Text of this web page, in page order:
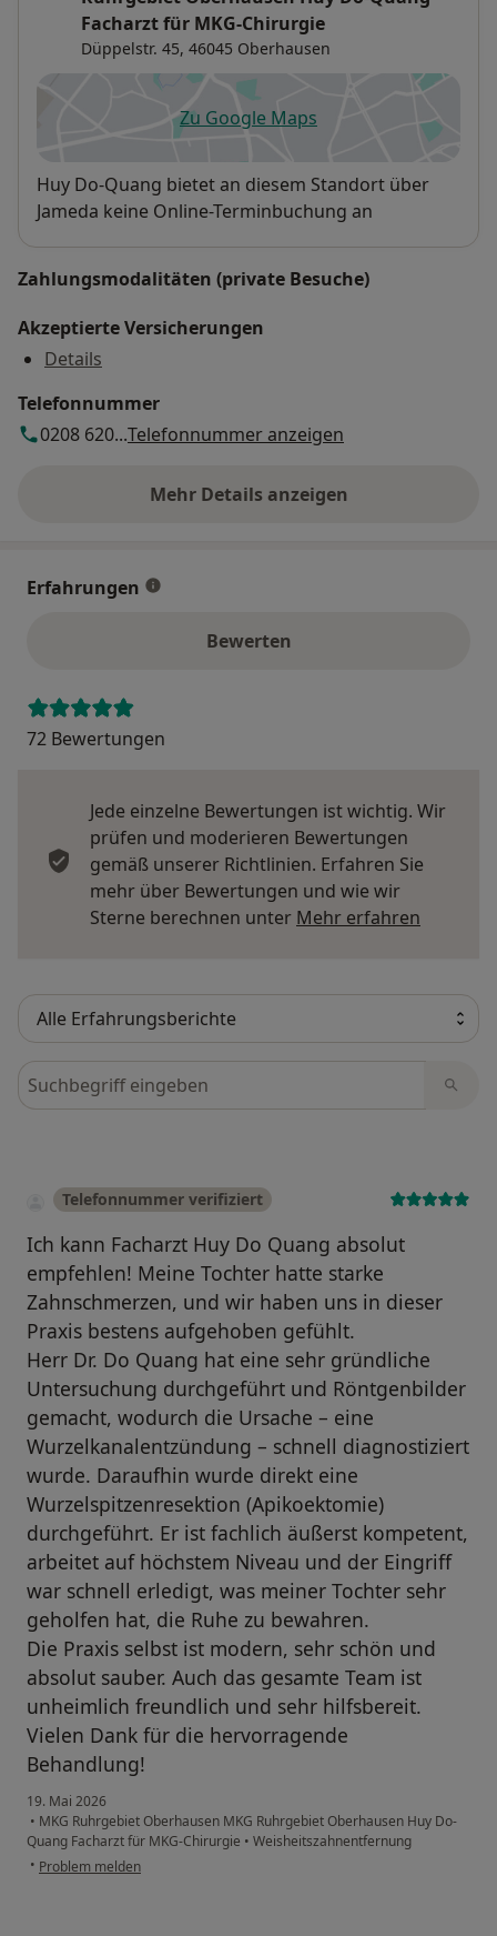
Facharzt für MKG-Chirurgie
Düppelstr. 45, 46045 Oberhausen
Zu Google Mapsöffnet in einer neuen
Verfügbarkeit
Huy Do-Quang bietet an diesem Standort über
Jameda keine Online-Terminbuchung an
Zahlungsmodalitäten (private Besuche)
Akzeptierte Versicherungen
Details
Telefonnummer
0208 620...Telefonnummer anzeigen
Mehr Details anzeigen
über die Adresse
Erfahrungen
Bewerten
72 Bewertungen
Jede einzelne Bewertungen ist wichtig. Wir
prüfen und moderieren Bewertungen
gemäß unserer Richtlinien. Erfahren Sie
mehr über Bewertungen und wie wir
Sterne berechnen unter Mehr erfahren
Bewertungen durchsuchen
Telefonnummer verifiziert
Ich kann Facharzt Huy Do Quang absolut
empfehlen! Meine Tochter hatte starke
Zahnschmerzen, und wir haben uns in dieser
Praxis bestens aufgehoben gefühlt.
Herr Dr. Do Quang hat eine sehr gründliche
Untersuchung durchgeführt und Röntgenbilder
gemacht, wodurch die Ursache – eine
Wurzelkanalentzündung – schnell diagnostiziert
wurde. Daraufhin wurde direkt eine
Wurzelspitzenresektion (Apikoektomie)
durchgeführt. Er ist fachlich äußerst kompetent,
arbeitet auf höchstem Niveau und der Eingriff
war schnell erledigt, was meiner Tochter sehr
geholfen hat, die Ruhe zu bewahren.
Die Praxis selbst ist modern, sehr schön und
absolut sauber. Auch das gesamte Team ist
unheimlich freundlich und sehr hilfsbereit.
Vielen Dank für die hervorragende
Behandlung!
19. Mai 2026
• MKG Ruhrgebiet Oberhausen MKG Ruhrgebiet Oberhausen Huy Do-
Quang Facharzt für MKG-Chirurgie • Weisheitszahnentfernung
• Problem melden